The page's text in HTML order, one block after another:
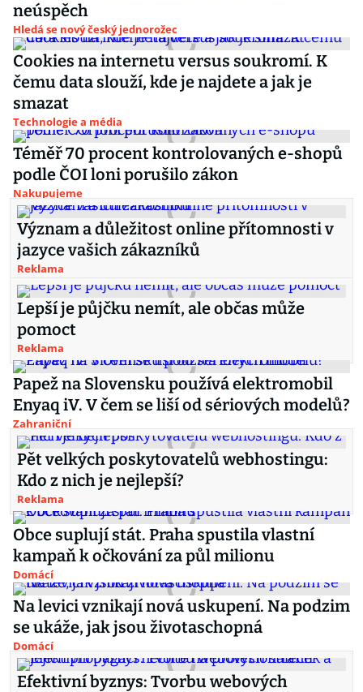
neúspěch
Hledá se nový český jednorožec
Cookies na internetu versus soukromí. K
čemu data slouží, kde je najdete a jak je
smazat
Technologie a média
Téměř 70 procent kontrolovaných e-shopů
podle ČOI loni porušilo zákon
Nakupujeme
Význam a důležitost online přítomnosti v
jazyce vašich zákazníků
Reklama
Lepší je půjčku nemít, ale občas může
pomoct
Reklama
Papež na Slovensku používá elektromobil
Enyaq iV. V čem se liší od sériových modelů?
Zahraniční
Pět velkých poskytovatelů webhostingu:
Kdo z nich je nejlepší?
Reklama
Obce suplují stát. Praha spustila vlastní
kampaň k očkování za půl milionu
Domácí
Na levici vznikají nová uskupení. Na podzim
se ukáže, jak jsou životaschopná
Domácí
Efektivní byznys: Tvorbu webových